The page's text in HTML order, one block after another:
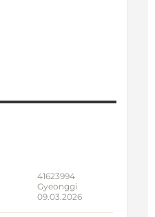
41623994
Gyeonggi
09.03.2026